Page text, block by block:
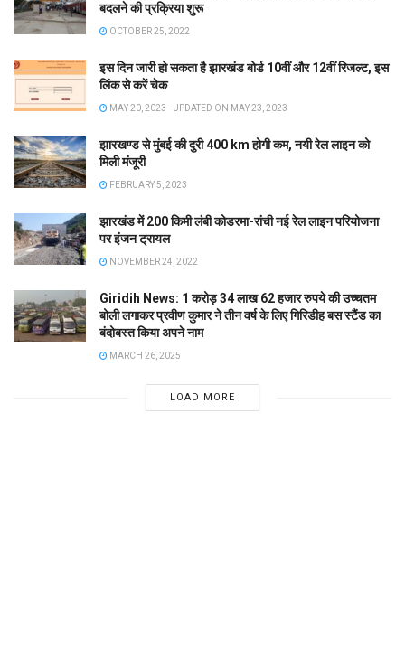
बदलने की प्रक्रिया शुरू
OCTOBER 25, 2022
इस दिन जारी हो सकता है झारखंड बोर्ड 10वीं और 12वीं रिजल्ट, इस
लिंक से करें चेक
MAY 20, 2023 - UPDATED ON MAY 23, 2023
झारखण्ड से मुंबई की दुरी 400 km होगी कम, नयी रेल लाइन को
मिली मंजूरी
FEBRUARY 5, 2023
झारखंड में 200 किमी लंबी कोडरमा-रांची नई रेल लाइन परियोजना
पर इंजन ट्रायल
NOVEMBER 24, 2022
Giridih News: 1 करोड़ 34 लाख 62 हजार रुपये की उच्चतम
बोली लगाकर प्रवीण कुमार ने तीन वर्ष के लिए गिरिडीह बस स्टैंड का
बंदोबस्त किया अपने नाम
MARCH 26, 2025
LOAD MORE